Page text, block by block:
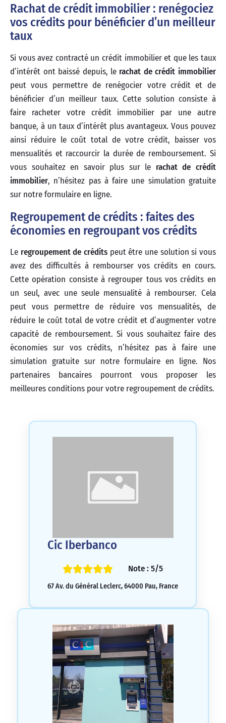
Rachat de crédit immobilier : renégociez
vos crédits pour bénéficier d’un meilleur
taux
Si vous avez contracté un crédit immobilier et que les taux
d’intérêt ont baissé depuis, le rachat de crédit immobilier
peut vous permettre de renégocier votre crédit et de
bénéficier d’un meilleur taux. Cette solution consiste à
faire racheter votre crédit immobilier par une autre
banque, à un taux d’intérêt plus avantageux. Vous pouvez
ainsi réduire le coût total de votre crédit, baisser vos
mensualités et raccourcir la durée de remboursement. Si
vous souhaitez en savoir plus sur le rachat de crédit
immobilier, n’hésitez pas à faire une simulation gratuite
sur notre formulaire en ligne.
Regroupement de crédits : faites des
économies en regroupant vos crédits
Le regroupement de crédits peut être une solution si vous
avez des difficultés à rembourser vos crédits en cours.
Cette opération consiste à regrouper tous vos crédits en
un seul, avec une seule mensualité à rembourser. Cela
peut vous permettre de réduire vos mensualités, de
réduire le coût total de votre crédit et d’augmenter votre
capacité de remboursement. Si vous souhaitez faire des
économies sur vos crédits, n’hésitez pas à faire une
simulation gratuite sur notre formulaire en ligne. Nos
partenaires bancaires pourront vous proposer les
meilleures conditions pour votre regroupement de crédits.
Cic Iberbanco
Note : 5/5
67 Av. du Général Leclerc, 64000 Pau, France